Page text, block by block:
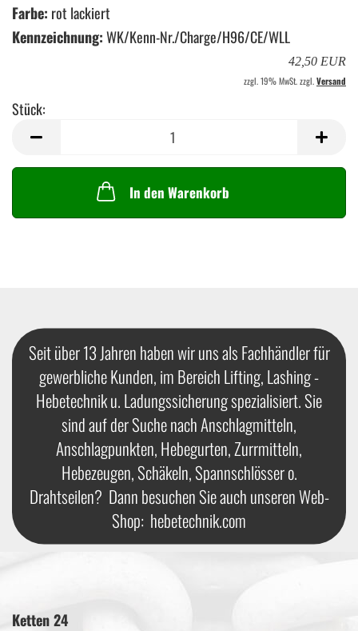
Farbe: rot lackiert
Kennzeichnung:WK/Kenn-Nr./Charge/H96/CE/WLL
42,50 EUR
zzgl. 19% MwSt. zzgl.Versand
Stück:
In den Warenkorb
Seit über 13 Jahren haben wir uns als Fachhändler für
gewerbliche Kunden, im Bereich Lifting, Lashing -
Hebetechnik u. Ladungssicherung spezialisiert. Sie
sind auf der Suche nach Anschlagmitteln,
Anschlagpunkten, Hebegurten, Zurrmitteln,
Hebezeugen, Schäkeln, Spannschlösser o.
Drahtseilen? Dann besuchen Sie auch unseren Web-
Shop: hebetechnik.com
Ketten 24